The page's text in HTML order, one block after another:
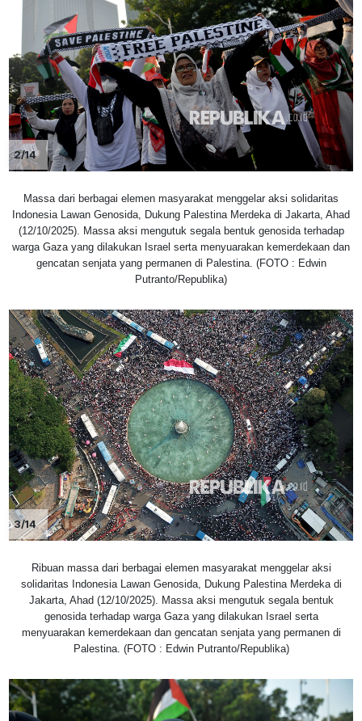
2/14
Massa dari berbagai elemen masyarakat menggelar aksi solidaritas
Indonesia Lawan Genosida, Dukung Palestina Merdeka di Jakarta, Ahad
(12/10/2025). Massa aksi mengutuk segala bentuk genosida terhadap
warga Gaza yang dilakukan Israel serta menyuarakan kemerdekaan dan
gencatan senjata yang permanen di Palestina. (FOTO : Edwin
Putranto/Republika)
3/14
Ribuan massa dari berbagai elemen masyarakat menggelar aksi
solidaritas Indonesia Lawan Genosida, Dukung Palestina Merdeka di
Jakarta, Ahad (12/10/2025). Massa aksi mengutuk segala bentuk
genosida terhadap warga Gaza yang dilakukan Israel serta
menyuarakan kemerdekaan dan gencatan senjata yang permanen di
Palestina. (FOTO : Edwin Putranto/Republika)